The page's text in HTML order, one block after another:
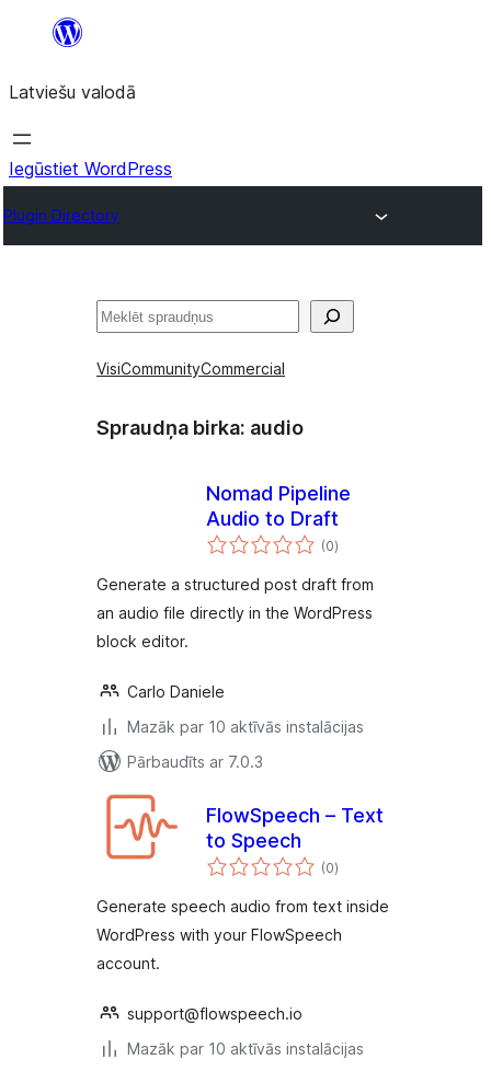
Pāriet
saturu
Latviešu valodā
Iegūstiet WordPress
Plugin Directory
Meklēt
VisiCommunityCommercial
Spraudņa birka: audio
Nomad Pipeline
Audio to Draft
(0vērtējumu
kopsumma
)
Generate a structured post draft from
an audio file directly in the WordPress
block editor.
Carlo Daniele
Mazāk par 10 aktīvās instalācijas
Pārbaudīts ar 7.0.3
FlowSpeech – Text
to Speech
(0vērtējumu
kopsumma
)
Generate speech audio from text inside
WordPress with your FlowSpeech
account.
support@flowspeech.io
Mazāk par 10 aktīvās instalācijas